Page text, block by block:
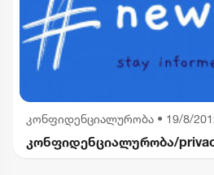
კონფიდენციალურობა • 19/8/
კონფიდენციალურობა/